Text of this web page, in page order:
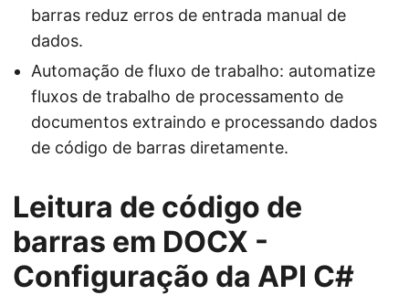
barras reduz erros de entrada manual de
dados.
Automação de fluxo de trabalho: automatize
fluxos de trabalho de processamento de
documentos extraindo e processando dados
de código de barras diretamente.
Leitura de código de
barras em DOCX -
Configuração da API C#